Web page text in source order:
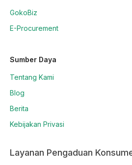
GokoBiz
E-Procurement
Sumber Daya
Tentang Kami
Blog
Berita
Kebijakan Privasi
Layanan Pengaduan